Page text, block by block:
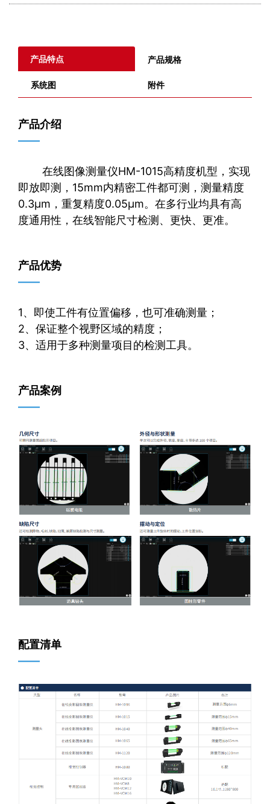
产品特点 产品规格
系统图 附件
产品介绍
——
在线图像测量仪HM-1015高精度机型，实现
即放即测，15mm内精密工件都可测，测量精度
0.3μm，重复精度0.05μm。在多⾏业均具有⾼
度通⽤性，在线智能尺寸检测、更快、更准。
产品优势
——
1、即使工件有位置偏移，也可准确测量；
2、保证整个视野区域的精度；
3、适用于多种测量项目的检测工具。
产品案例
——
配置清单
——